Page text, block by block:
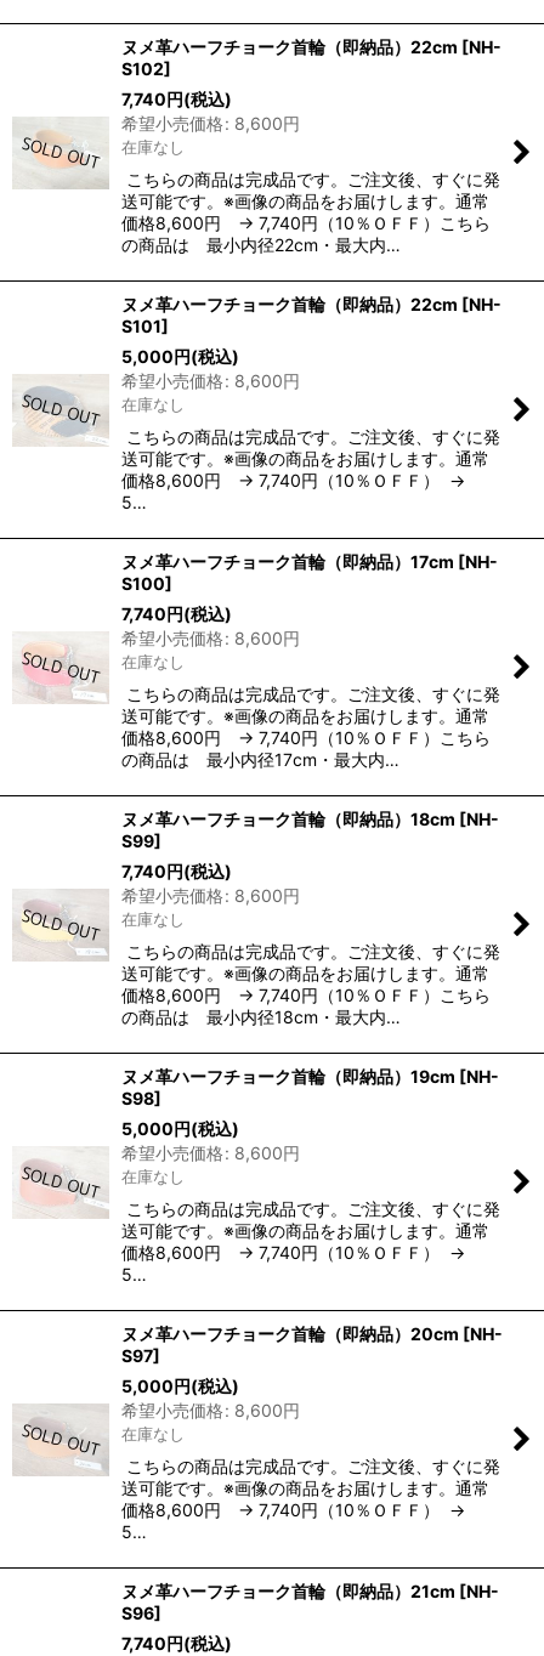
ヌメ革ハーフチョーク首輪（即納品）22cm [NH-
S102]
7,740円(税込)
希望小売価格: 8,600円
在庫なし
こちらの商品は完成品です。ご注文後、すぐに発
送可能です。※画像の商品をお届けします。通常
価格8,600円 → 7,740円（10％ＯＦＦ）こちら
の商品は 最小内径22cm・最大内…
ヌメ革ハーフチョーク首輪（即納品）22cm [NH-
S101]
5,000円(税込)
希望小売価格: 8,600円
在庫なし
こちらの商品は完成品です。ご注文後、すぐに発
送可能です。※画像の商品をお届けします。通常
価格8,600円 → 7,740円（10％ＯＦＦ） →
5…
ヌメ革ハーフチョーク首輪（即納品）17cm [NH-
S100]
7,740円(税込)
希望小売価格: 8,600円
在庫なし
こちらの商品は完成品です。ご注文後、すぐに発
送可能です。※画像の商品をお届けします。通常
価格8,600円 → 7,740円（10％ＯＦＦ）こちら
の商品は 最小内径17cm・最大内…
ヌメ革ハーフチョーク首輪（即納品）18cm [NH-
S99]
7,740円(税込)
希望小売価格: 8,600円
在庫なし
こちらの商品は完成品です。ご注文後、すぐに発
送可能です。※画像の商品をお届けします。通常
価格8,600円 → 7,740円（10％ＯＦＦ）こちら
の商品は 最小内径18cm・最大内…
ヌメ革ハーフチョーク首輪（即納品）19cm [NH-
S98]
5,000円(税込)
希望小売価格: 8,600円
在庫なし
こちらの商品は完成品です。ご注文後、すぐに発
送可能です。※画像の商品をお届けします。通常
価格8,600円 → 7,740円（10％ＯＦＦ） →
5…
ヌメ革ハーフチョーク首輪（即納品）20cm [NH-
S97]
5,000円(税込)
希望小売価格: 8,600円
在庫なし
こちらの商品は完成品です。ご注文後、すぐに発
送可能です。※画像の商品をお届けします。通常
価格8,600円 → 7,740円（10％ＯＦＦ） →
5…
ヌメ革ハーフチョーク首輪（即納品）21cm [NH-
S96]
7,740円(税込)